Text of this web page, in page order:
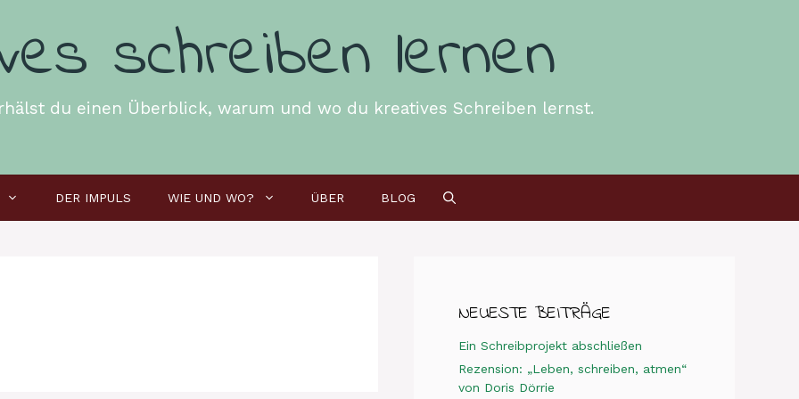
schreiben lernen
du einen Überblick, warum und wo du kreatives Schreiben lernst.
DER IMPULS WIE UND WO? ÜBER BLOG
NEUESTE BEITRÄGE
Ein Schreibprojekt abschließen
Rezension: „Leben, schreiben, atmen“
von Doris Dörrie